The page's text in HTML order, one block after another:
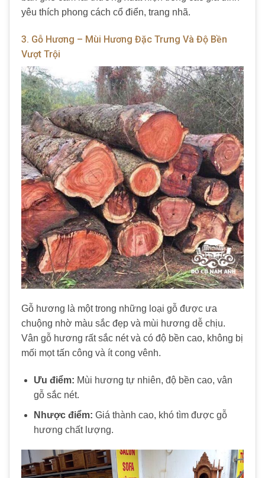
yêu thích phong cách cổ điển, trang nhã.
3. Gỗ Hương – Mùi Hương Đặc Trưng Và Độ Bền
Vượt Trội
Gỗ hương là một trong những loại gỗ được ưa
chuộng nhờ màu sắc đẹp và mùi hương dễ chịu.
Vân gỗ hương rất sắc nét và có độ bền cao, không bị
mối mọt tấn công và ít cong vênh.
Ưu điểm: Mùi hương tự nhiên, độ bền cao, vân
gỗ sắc nét.
Nhược điểm: Giá thành cao, khó tìm được gỗ
hương chất lượng.